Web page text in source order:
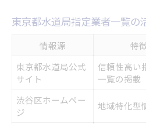
東京都水道局指定業者一覧の
情報源 特
東京都水道局公式
サイト
信頼性高い
一覧の掲載
渋谷区ホームペー
ジ
地域特化型